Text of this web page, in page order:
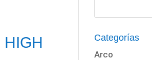
HIGH
Categorías
Arco